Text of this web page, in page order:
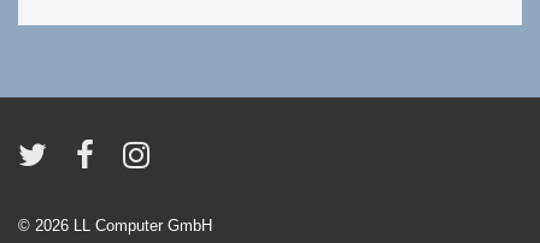
© 2026 LL Computer GmbH